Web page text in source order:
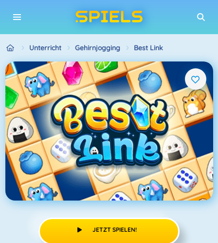
Unterricht Gehirnjogging Best Link
JETZT SPIELEN!